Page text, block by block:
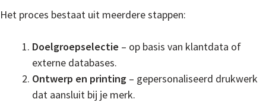
Het proces bestaat uit meerdere stappen:
Doelgroepselectie – op basis van klantdata of
externe databases.
Ontwerp en printing – gepersonaliseerd drukwerk
dat aansluit bij je merk.